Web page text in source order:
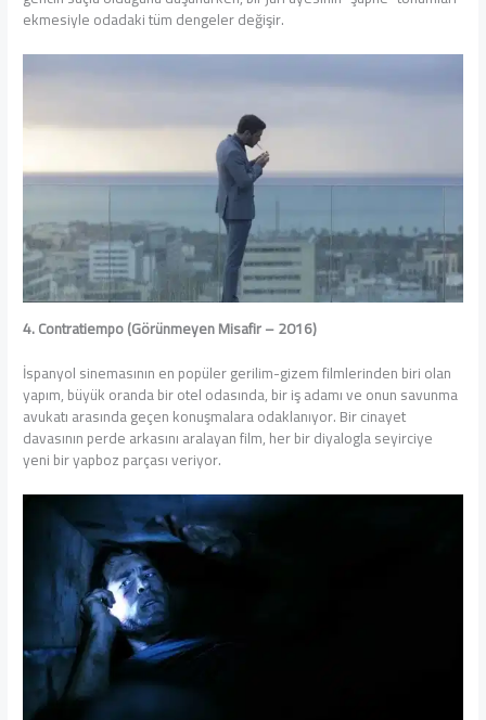
ekmesiyle odadaki tüm dengeler değişir.
4. Contratiempo (Görünmeyen Misafir – 2016)
İspanyol sinemasının en popüler gerilim-gizem filmlerinden biri olan
yapım, büyük oranda bir otel odasında, bir iş adamı ve onun savunma
avukatı arasında geçen konuşmalara odaklanıyor. Bir cinayet
davasının perde arkasını aralayan film, her bir diyalogla seyirciye
yeni bir yapboz parçası veriyor.